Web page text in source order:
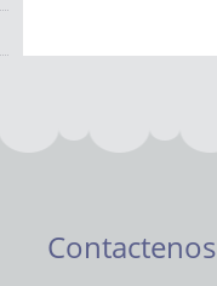
Contactenos